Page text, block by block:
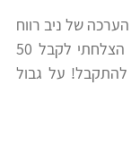
של ניב רווח
(זה הזמן שהיה לי ללמוד עקב אילוצים) הצלחתי לקבל 50
להתקבל! על גבול